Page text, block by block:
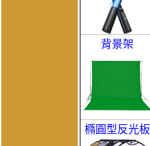
背景架
橢圓型反光板